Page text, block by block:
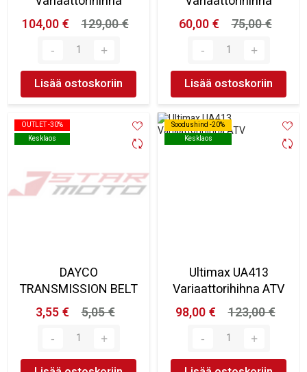
104,00 €
129,00 €
Lisää ostoskoriin
60,00 €
75,00 €
Lisää ostoskoriin
OUTLET -30%
Kesklaos
OUTLET -30%
Kesklaos
DAYCO
TRANSMISSION BELT
3,55 €
5,05 €
Soodushind -20%
Kesklaos
Soodushind -20%
Kesklaos
Ultimax UA413
Variaattorihihna ATV
98,00 €
123,00 €